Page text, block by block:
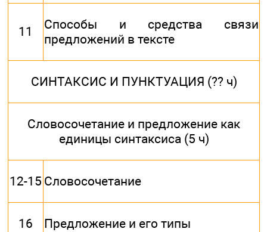
11
Способы и средства связи
предложений в тексте
СИНТАКСИС И ПУНКТУАЦИЯ (?? ч)
Словосочетание и предложение как
единицы синтаксиса (5 ч)
12-15 Словосочетание
16 Предложение и его типы